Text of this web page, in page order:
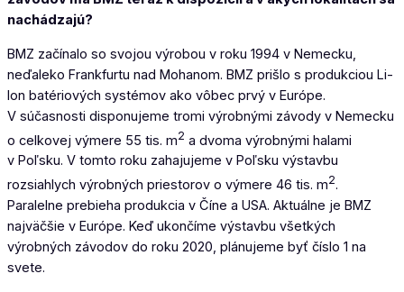
nachádzajú?
BMZ začínalo so svojou výrobou v roku 1994 v Nemecku,
neďaleko Frankfurtu nad Mohanom. BMZ prišlo s produkciou Li-
Ion batériových systémov ako vôbec prvý v Európe.
V súčasnosti disponujeme tromi výrobnými závody v Nemecku
o celkovej výmere 55 tis. m2 a dvoma výrobnými halami
v Poľsku. V tomto roku zahajujeme v Poľsku výstavbu
rozsiahlych výrobných priestorov o výmere 46 tis. m2.
Paralelne prebieha produkcia v Číne a USA. Aktuálne je BMZ
najväčšie v Európe. Keď ukončíme výstavbu všetkých
výrobných závodov do roku 2020, plánujeme byť číslo 1 na
svete.